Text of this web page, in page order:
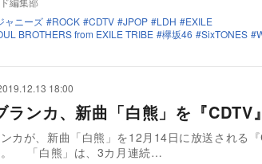
ャニーズ
ROCK CDTV JPOP LDH
EXILE
BROTHERS from EXILE TRIBE
欅坂46 SixTONES
18:00
ランカ、新曲「白熊」を『CDTV
カが、新曲「白熊」を12月14日に放送される
。 「白熊」は、3カ月連続…